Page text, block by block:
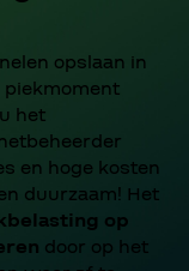
opslaan in
piekmoment
het
en hoge kosten
duurzaam! Het
op
door op het